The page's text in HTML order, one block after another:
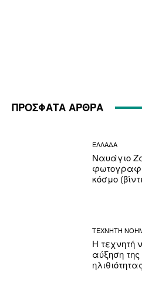
ΠΡΟΣΦΑΤΑ ΑΡΘΡΑ
ΕΛΛΑΔΑ
Ναυάγιο
κόσμο
ΤΕΧΝΗΤΗ
Η τεχνητή
αύξηση